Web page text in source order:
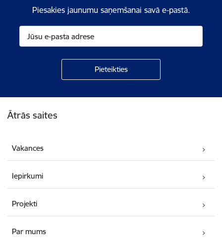
Piesakies jaunumu saņemšanai savā e-pastā.
Ātrās saites
Vakances
Iepirkumi
Projekti
Par mums